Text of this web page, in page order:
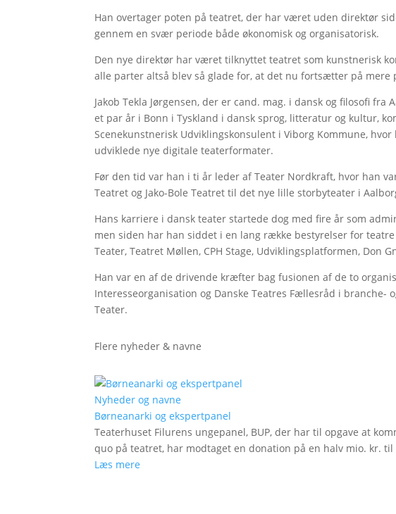
Han overtager poten på teatret, der har været uden direktør
gennem en svær periode både økonomisk og organisatorisk.
Den nye direktør har været tilknyttet teatret som kunstnerisk
alle parter altså blev så glade for, at det nu fortsætter på mere
Jakob Tekla Jørgensen, der er cand. mag. i dansk og filosofi
et par år i Bonn i Tyskland i dansk sprog, litteratur og kultur,
Scenekunstnerisk Udviklingskonsulent i Viborg Kommune,
udviklede nye digitale teaterformater.
Før den tid var han i ti år leder af Teater Nordkraft, hvor han
Teatret og Jako-Bole Teatret til det nye lille storbyteater i
Hans karriere i dansk teater startede dog med fire år som
men siden har han siddet i en lang række bestyrelser for
Teater, Teatret Møllen, CPH Stage, Udviklingsplatformen, Don
Han var en af de drivende kræfter bag fusionen af de to
Interesseorganisation og Danske Teatres Fællesråd i branche-
Teater.
Flere nyheder & navne
Nyheder og navne
Børneanarki og ekspertpanel
Teaterhuset Filurens ungepanel, BUP, der har til opgave at
quo på teatret, har modtaget en donation på en halv mio. kr.
Læs mere